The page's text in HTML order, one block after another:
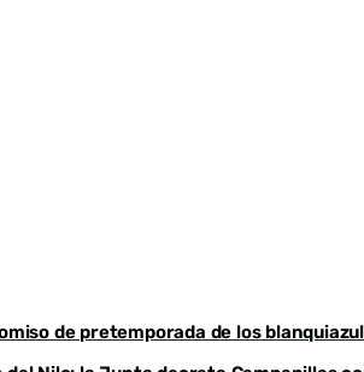
de pretemporada de los